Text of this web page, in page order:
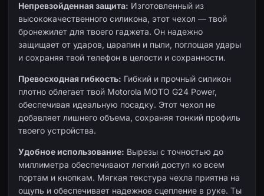
Непревзойденная защита: Изготовленный из
высококачественного силикона, этот чехол — твой
бронежилет для твоего гаджета. Он надежно
защищает от ударов, царапин и пыли, поглощая удары
и сохраняя твой телефон в целости и сохранности.
Превосходная гибкость: Гибкий и прочный силикон
плотно облегает твой Motorola MOTO G24 Power,
обеспечивая идеальную посадку. Этот чехол не
добавляет лишнего объема, сохраняя тонкий профиль
твоего устройства.
Удобное использование: Вырезы с точностью до
миллиметра обеспечивают легкий доступ ко всем
портам и кнопкам. Мягкая текстура чехла приятна на
ощупь и обеспечивает надежное сцепление в руке. Ты